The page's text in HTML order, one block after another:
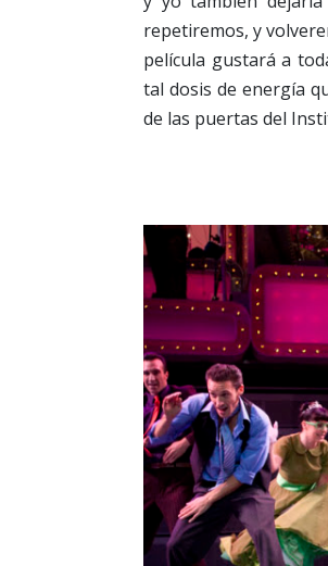
repetiremos, y
película gustará a
tal dosis de energía
de las puertas del